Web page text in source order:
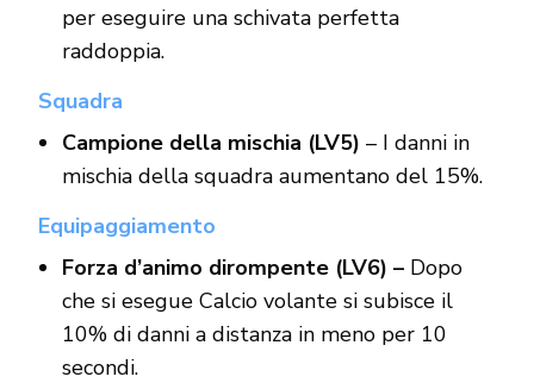
per eseguire una schivata perfetta
raddoppia.
Squadra
Campione della mischia (LV5) – I danni in
mischia della squadra aumentano del 15%.
Equipaggiamento
Forza d’animo dirompente (LV6) –Dopo
che si esegue Calcio volante si subisce il
10% di danni a distanza in meno per 10
secondi.